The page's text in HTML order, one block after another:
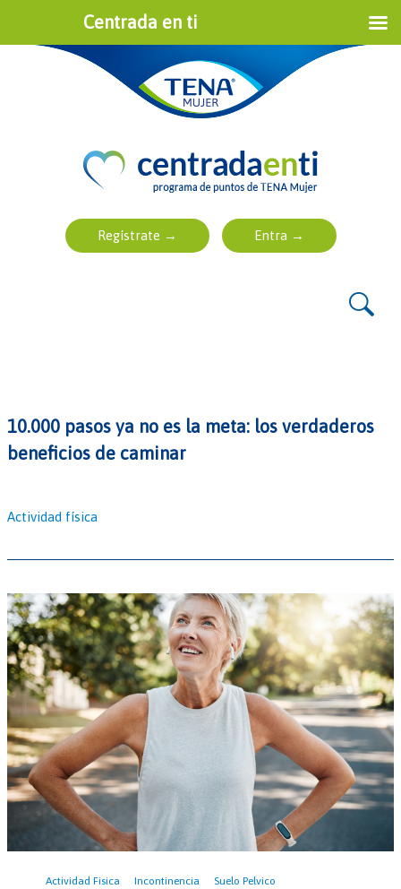
10.000 pasos ya no es la meta: los verdaderos
beneficios de caminar
Actividad física
Actividad Fisica Incontinencia Suelo Pelvico
Centrada en ti